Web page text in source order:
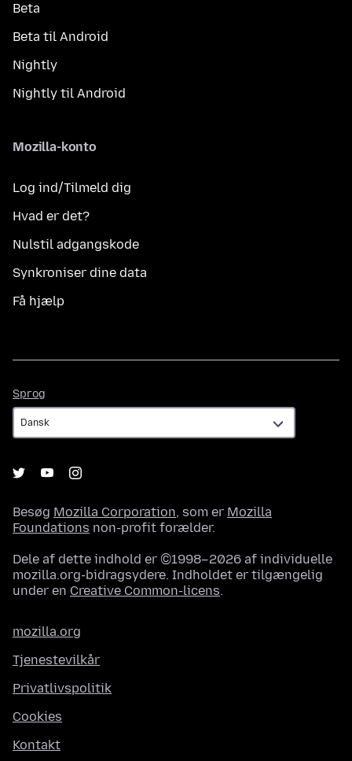
Beta
Beta til Android
Nightly
Nightly til Android
Mozilla-konto
Log ind/Tilmeld dig
Hvad er det?
Nulstil adgangskode
Synkroniser dine data
Få hjælp
Sprog
Besøg Mozilla Corporation, som er Mozilla
Foundations non-profit forælder.
Dele af dette indhold er ©1998–2026 af individuelle
mozilla.org-bidragsydere. Indholdet er tilgængelig
under en Creative Common-licens.
mozilla.org
Tjenestevilkår
Privatlivspolitik
Cookies
Kontakt